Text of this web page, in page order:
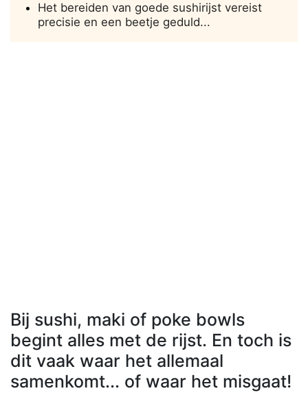
Het bereiden van goede sushirijst vereist
precisie en een beetje geduld...
Bij sushi, maki of poke bowls
begint alles met de rijst. En toch is
dit vaak waar het allemaal
samenkomt... of waar het misgaat!